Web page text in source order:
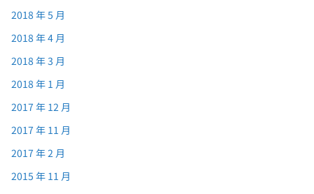
2018 年 5 月
2018 年 4 月
2018 年 3 月
2018 年 1 月
2017 年 12 月
2017 年 11 月
2017 年 2 月
2015 年 11 月